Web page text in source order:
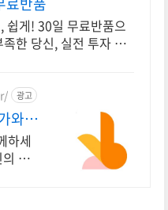
쉽게! 30일 무료반품으
한 당신, 실전 투자 전
광고
와
하세
투